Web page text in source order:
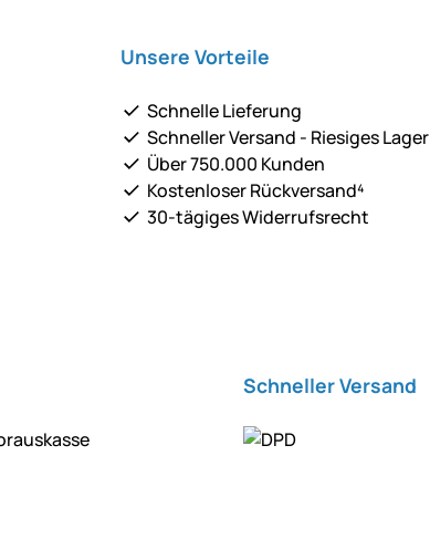
Unsere Vorteile
Schnelle Lieferung
Schneller Versand - Riesiges Lager
Über 750.000 Kunden
Kostenloser Rückversand⁴
30-tägiges Widerrufsrecht
Schneller Versand